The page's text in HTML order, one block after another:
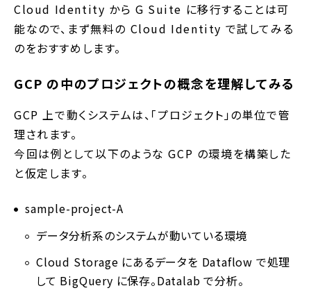
Cloud Identity から G Suite に移行することは可
能なので、まず無料の Cloud Identity で試してみる
のをおすすめします。
GCP の中のプロジェクトの概念を理解してみる
GCP 上で動くシステムは、「プロジェクト」の単位で管
理されます。
今回は例として以下のような GCP の環境を構築した
と仮定します。
sample-project-A
データ分析系のシステムが動いている環境
Cloud Storage にあるデータを Dataflow で処理
して BigQuery に保存。Datalab で分析。